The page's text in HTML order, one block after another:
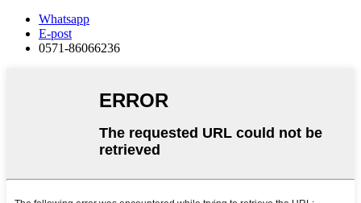
Whatsapp
E-post
0571-86066236